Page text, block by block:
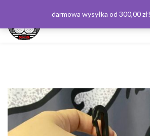
darmowa wysyłka od 300,00 zł!